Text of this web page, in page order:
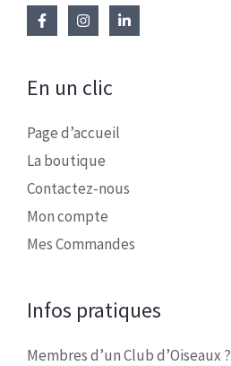
En un clic
Page d’accueil
La boutique
Contactez-nous
Mon compte
Mes Commandes
Infos pratiques
Membres d’un Club d’Oiseaux ?